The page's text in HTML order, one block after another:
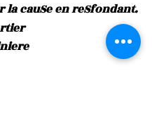
cauSe en reSfondant.